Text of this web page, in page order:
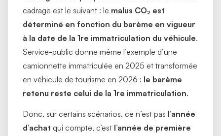
cadrage est le suivant : le malus CO₂ est
déterminé en fonction du barème en vigueur
à la date de la 1re immatriculation du véhicule.
Service-public donne même l’exemple d’une
camionnette immatriculée en 2025 et transformée
en véhicule de tourisme en 2026 : le barème
retenu reste celui de la 1re immatriculation.
Donc, sur certains scénarios, ce n’est pas l’année
d’achat qui compte, c’est l’année de première